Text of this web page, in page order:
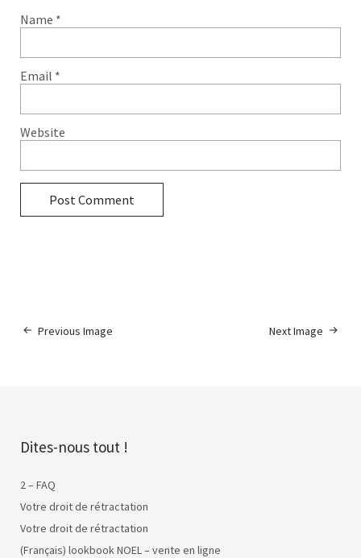
Name *
Email *
Website
Next Image
Previous Image
Dites-nous tout !
2 – FAQ
Votre droit de rétractation
Votre droit de rétractation
(Français) lookbook NOEL – vente en ligne